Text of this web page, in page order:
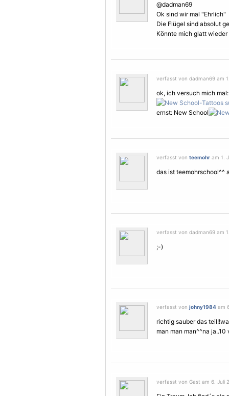
@dadman69
Ok sind wir mal "Ehrlich"
Die Flügel sind absolut
Könnte mich glatt
verfasst von dadman69 am
ok, ich versuch mich
ernst: New School
verfasst von teemohr am 1.
das ist teemohrschool^^
verfasst von dadman69 am
;-)
verfasst von johny1984 am
richtig sauber das
man man man^^na ja..10
verfasst von Gast am 6. Juli